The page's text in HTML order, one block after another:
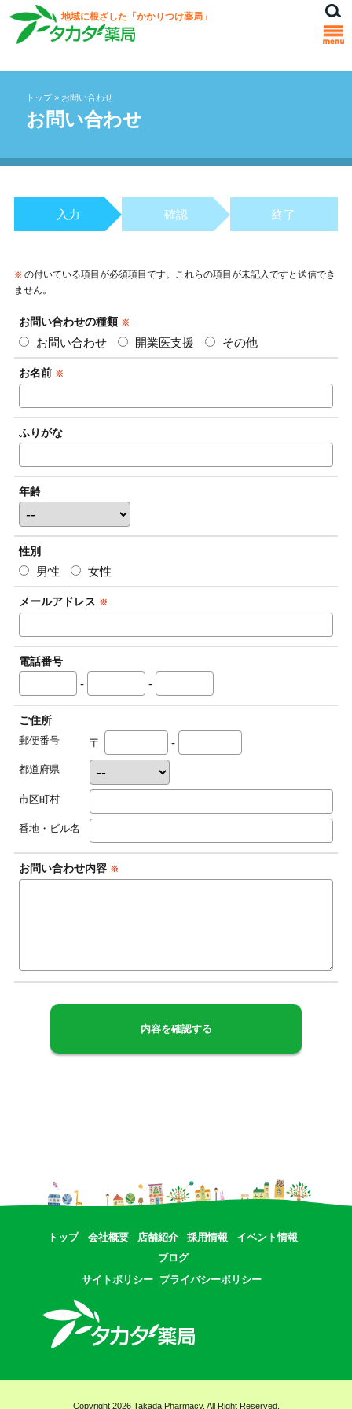
地域に根ざした「かかりつけ薬局」
トップ» お問い合わせ
お問い合わせ
入力 確認 終了
※ の付いている項目が必須項目です。これらの項目が未記入ですと送信でき
ません。
お問い合わせの種類 ※
お問い合わせ 開業医支援 その他
お名前 ※
ふりがな
年齢
性別
男性 女性
メールアドレス ※
電話番号
- -
ご住所
郵便番号
〒 -
都道府県
市区町村
番地・ビル名
お問い合わせ内容 ※
トップ 会社概要 店舗紹介 採用情報
イベント情報
ブログ
サイトポリシー プライバシーポリシー
Copyright 2026 Takada Pharmacy. All Right Reserved.